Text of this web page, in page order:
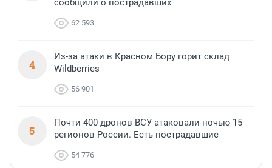
сообщили о пострадавших
62 593
4
Из-за атаки в Красном Бору горит склад
Wildberries
56 901
5
Почти 400 дронов ВСУ атаковали ночью 15
регионов России. Есть пострадавшие
54 776